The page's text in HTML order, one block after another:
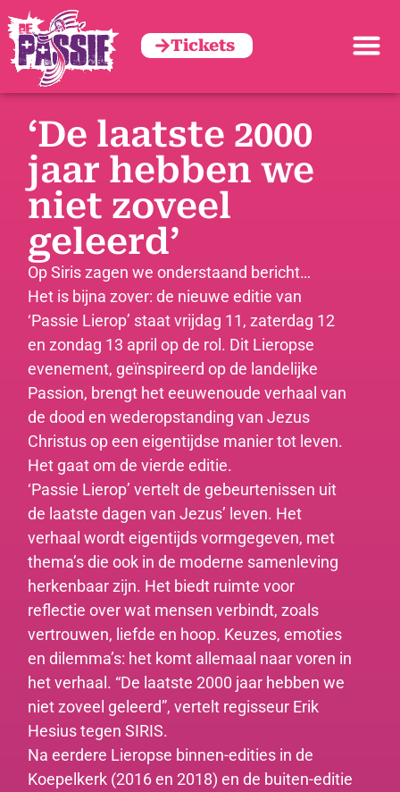
Tickets
‘De laatste 2000
jaar hebben we
niet zoveel
geleerd’
Op Siris zagen we onderstaand bericht…
Het is bijna zover: de nieuwe editie van
‘Passie Lierop’ staat vrijdag 11, zaterdag 12
en zondag 13 april op de rol. Dit Lieropse
evenement, geïnspireerd op de landelijke
Passion, brengt het eeuwenoude verhaal van
de dood en wederopstanding van Jezus
Christus op een eigentijdse manier tot leven.
Het gaat om de vierde editie.
‘Passie Lierop’ vertelt de gebeurtenissen uit
de laatste dagen van Jezus’ leven. Het
verhaal wordt eigentijds vormgegeven, met
thema’s die ook in de moderne samenleving
herkenbaar zijn. Het biedt ruimte voor
reflectie over wat mensen verbindt, zoals
vertrouwen, liefde en hoop. Keuzes, emoties
en dilemma’s: het komt allemaal naar voren in
het verhaal. “De laatste 2000 jaar hebben we
niet zoveel geleerd”, vertelt regisseur Erik
Hesius tegen SIRIS.
Na eerdere Lieropse binnen-edities in de
Koepelkerk (2016 en 2018) en de buiten-editie